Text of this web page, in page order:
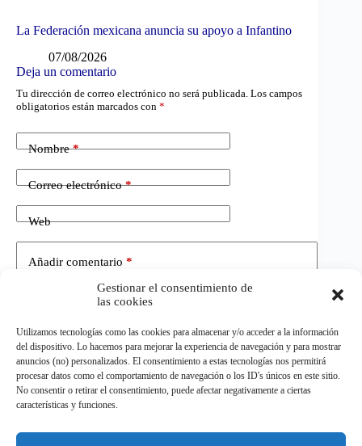
Gestionar el consentimiento de
las cookies
Utilizamos tecnologías como las cookies para almacenar y/o acceder a la información
del dispositivo. Lo hacemos para mejorar la experiencia de navegación y para mostrar
anuncios (no) personalizados. El consentimiento a estas tecnologías nos permitirá
procesar datos como el comportamiento de navegación o los ID's únicos en este sitio.
No consentir o retirar el consentimiento, puede afectar negativamente a ciertas
características y funciones.
La Federación mexicana anuncia su apoyo a Infantino
07/08/2026
Deja un comentario
Tu dirección de correo electrónico no será publicada. Los campos
obligatorios están marcados con *
Nombre*
Correo electrónico*
Web
Añadir comentario *
Publicar el comentario